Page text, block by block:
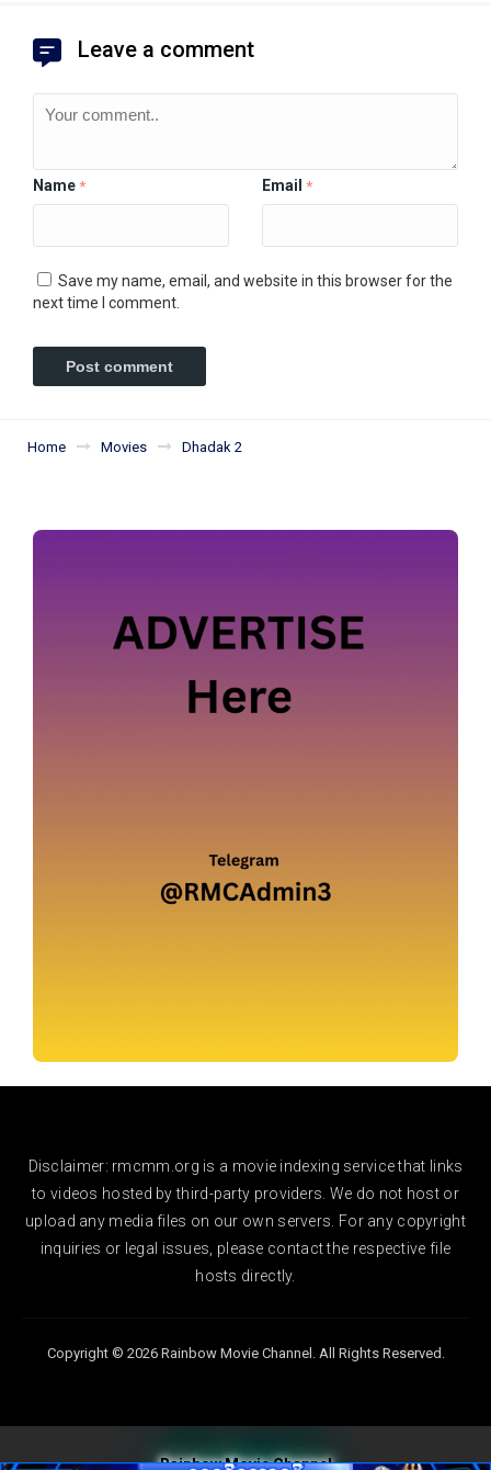
Leave a comment
Name * Email *
Save my name, email, and website in this browser for the
next time I comment.
Home Movies Dhadak 2
Disclaimer: rmcmm.org is a movie indexing service that links
to videos hosted by third-party providers. We do not host or
upload any media files on our own servers. For any copyright
inquiries or legal issues, please contact the respective file
hosts directly.
Copyright © 2026 Rainbow Movie Channel. All Rights Reserved.
Rainbow Movie Channel